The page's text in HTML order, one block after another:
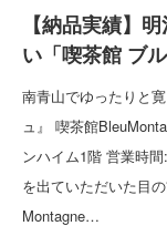
【納品実績】
い「喫茶館 ブ
南青山でゆったりと
ュ』 喫茶館
ンハイム1階 営業時
を出ていただいた目
Montagne…